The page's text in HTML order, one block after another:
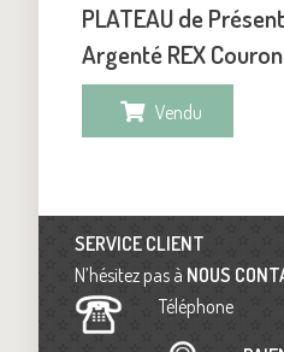
PLATEAU de
Argenté REX
Vendu
SERVICE CLIENT
N’hésitez pas à NOUS
Téléphone